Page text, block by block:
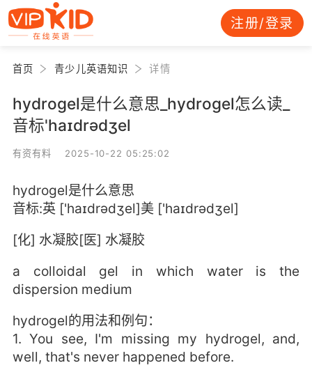
注册/登录
首页 青少儿英语知识 详情
hydrogel是什么意思_hydrogel怎么读_
音标'haɪdrədʒel
有资有料 2025-10-22 05:25:02
hydrogel是什么意思
音标:英 ['haɪdrədʒel]美 ['haɪdrədʒel]
[化] 水凝胶[医] 水凝胶
a colloidal gel in which water is the
dispersion medium
hydrogel的用法和例句：
1. You see, I'm missing my hydrogel, and,
well, that's never happened before.